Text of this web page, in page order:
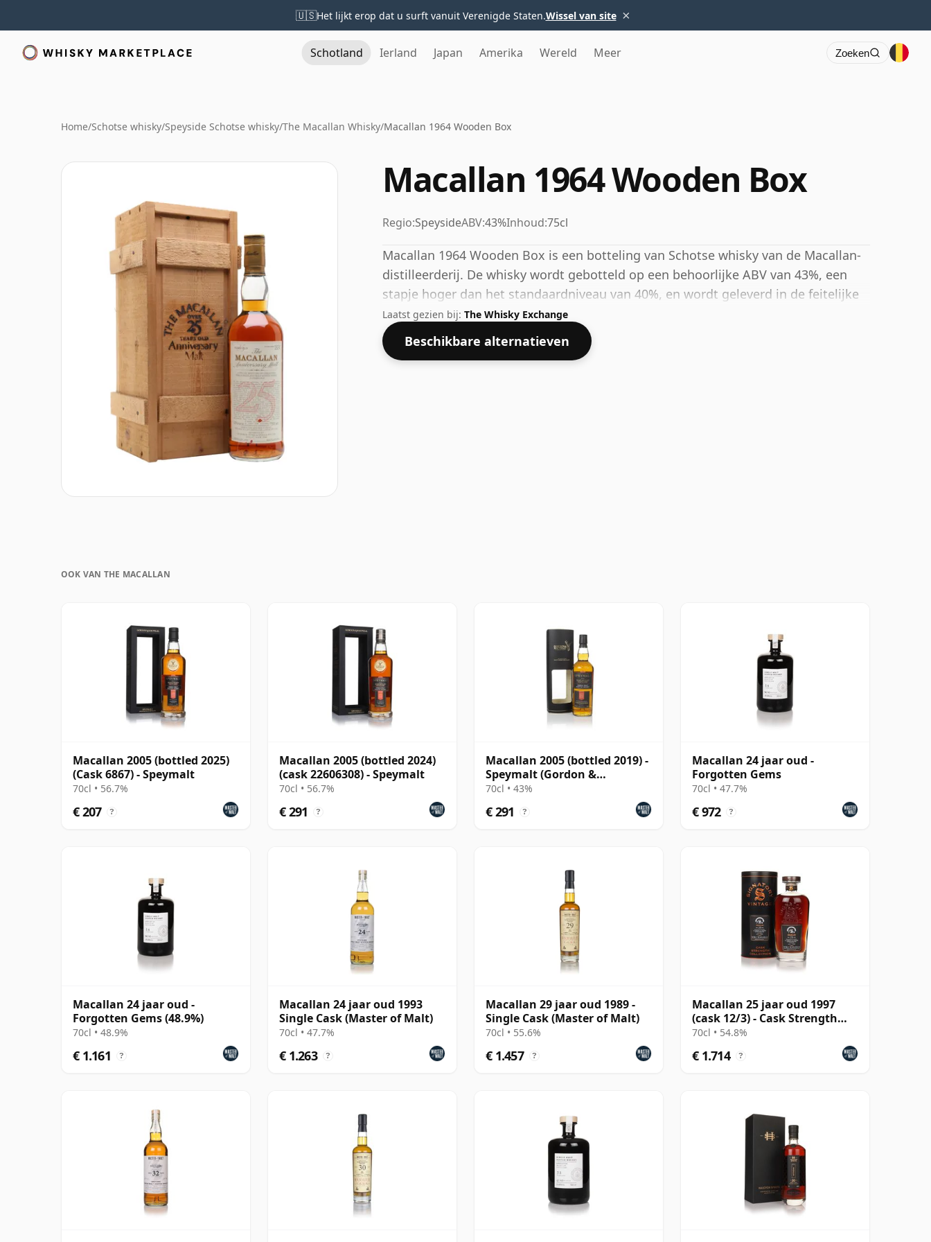
🇺🇸Het lijkt erop dat u surft vanuit Verenigde Staten.Wissel van site ×
Schotland Ierland Japan Amerika Wereld Meer Zoeken
Home/Schotse whisky/Speyside Schotse whisky/The Macallan Whisky/Macallan 1964 Wooden Box
Macallan 1964 Wooden Box
Regio:SpeysideABV:43%Inhoud:75cl
Macallan 1964 Wooden Box is een botteling van Schotse whisky van de Macallan-
distilleerderij. De whisky wordt gebotteld op een behoorlijke ABV van 43%, een
stapje hoger dan het standaardniveau van 40%, en wordt geleverd in de feitelijke
flesgrootte van 75cl.
Laatst gezien bij: The Whisky Exchange
Beschikbare alternatieven
OOK VAN THE MACALLAN
Macallan 2005 (bottled 2025)
(Cask 6867) - Speymalt
70cl • 56.7%
€ 207 ?
Macallan 2005 (bottled 2024)
(cask 22606308) - Speymalt
70cl • 56.7%
€ 291 ?
Macallan 2005 (bottled 2019) -
Speymalt (Gordon &
MacPhail)
70cl • 43%
€ 291 ?
Macallan 24 jaar oud -
Forgotten Gems
70cl • 47.7%
€ 972 ?
Macallan 24 jaar oud -
Forgotten Gems (48.9%)
70cl • 48.9%
€ 1.161 ?
Macallan 24 jaar oud 1993
Single Cask (Master of Malt)
70cl • 47.7%
€ 1.263 ?
Macallan 29 jaar oud 1989 -
Single Cask (Master of Malt)
70cl • 55.6%
€ 1.457 ?
Macallan 25 jaar oud 1997
(cask 12/3) - Cask Strength
Collection
70cl • 54.8%
€ 1.714 ?